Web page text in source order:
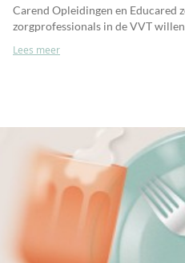
Carend Opleidingen en Educared
zorgprofessionals in de VVT
Lees meer